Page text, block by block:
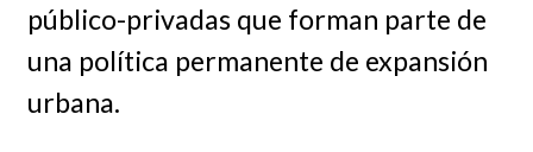
público-privadas que forman parte de
una política permanente de expansión
urbana.